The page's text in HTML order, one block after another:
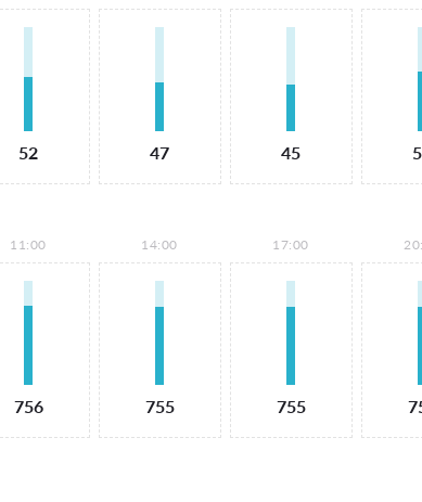
52 47 45
11:00
756
14:00
755
17:00
755